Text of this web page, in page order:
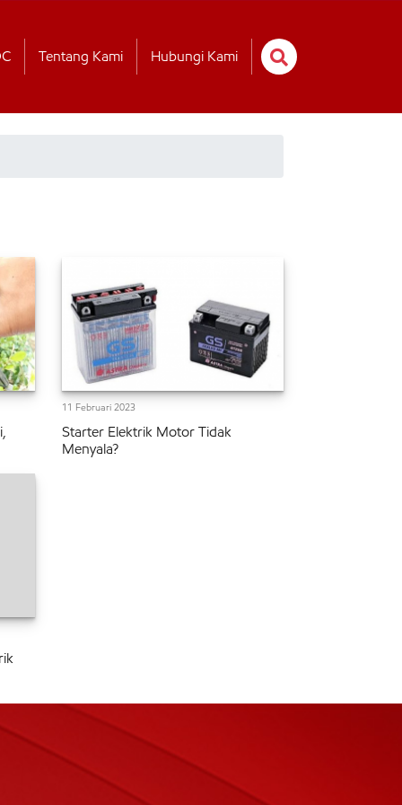
Tentang Kami Hubungi Kami
11 Februari 2023
Starter Elektrik Motor Tidak
Menyala?